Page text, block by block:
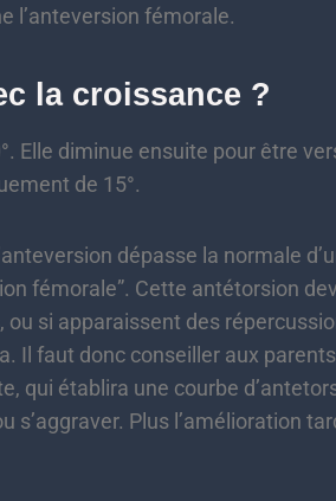
l’anteversion fémorale.
la croissance ?
Elle diminue ensuite pour être
de 15°.
dépasse la normale
fémorale”. Cette antétorsion
si apparaissent des
Il faut donc conseiller aux
qui établira une courbe
s’aggraver. Plus l’amélioration